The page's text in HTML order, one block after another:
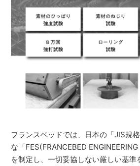
フランスベッドでは、日本の「JIS規
な「FES(FRANCEBED ENGINEERING
を制定し、一切妥協しない厳しい基準